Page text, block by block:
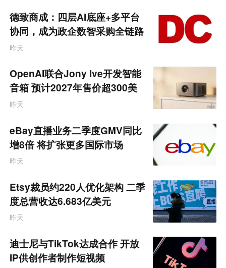
商
产
业
互
联
网
德致商成：四层AI底座+多平台
协同，成为政企数智采购全链路
服务商
昨天
OpenAI联合Jony Ive开发智能
音箱 预计2027年售价超300美
元
昨天
eBay直播业务二季度GMV同比
增8倍 将扩张更多国际市场
昨天
Etsy裁员约220人优化架构 二季
度总营收达6.683亿美元
昨天
迪士尼与TikTok达成合作 开放
IP供创作者制作短视频